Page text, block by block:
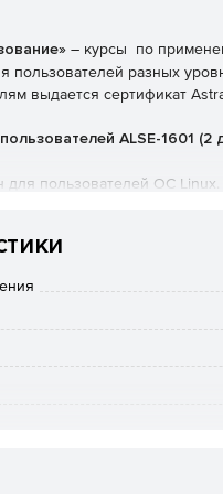
– курсы по
пользователей разных
выдается сертификат
ALSE-1601 (2
для пользователей ОС
администирование
этой профессии. В курсе
системным